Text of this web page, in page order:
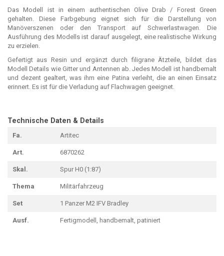
Das Modell ist in einem authentischen Olive Drab / Forest Green
gehalten. Diese Farbgebung eignet sich für die Darstellung von
Manöverszenen oder den Transport auf Schwerlastwagen. Die
Ausführung des Modells ist darauf ausgelegt, eine realistische Wirkung
zu erzielen.
Gefertigt aus Resin und ergänzt durch filigrane Ätzteile, bildet das
Modell Details wie Gitter und Antennen ab. Jedes Modell ist handbemalt
und dezent gealtert, was ihm eine Patina verleiht, die an einen Einsatz
erinnert. Es ist für die Verladung auf Flachwagen geeignet.
Technische Daten & Details
Fa. Artitec
Art. 6870262
Skal. Spur H0 (1:87)
Thema Militärfahrzeug
Set 1 Panzer M2 IFV Bradley
Ausf. Fertigmodell, handbemalt, patiniert